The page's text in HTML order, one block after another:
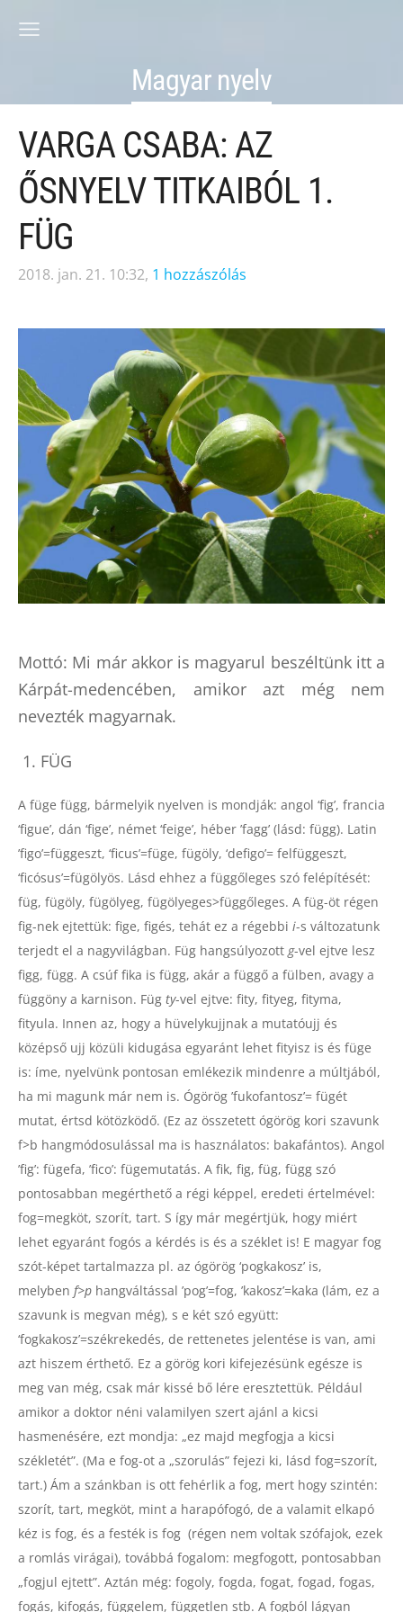
Magyar nyelv
VARGA CSABA: AZ
ŐSNYELV TITKAIBÓL 1.
FÜG
2018. jan. 21. 10:32, 1 hozzászólás
Mottó: Mi már akkor is magyarul beszéltünk itt a
Kárpát-medencében, amikor azt még nem
nevezték magyarnak.
1. FÜG
A füge függ, bármelyik nyelven is mondják: angol ‘fig’, francia
‘figue’, dán ‘fige’, német ‘feige’, héber ’fagg’ (lásd: függ). Latin
’figo’=függeszt, ‘ficus’=füge, fügöly, ‘defigo’= felfüggeszt,
‘ficósus’=fügölyös. Lásd ehhez a függőleges szó felépítését:
füg, fügöly, fügölyeg, fügölyeges>függőleges. A füg-öt régen
fig-nek ejtettük: fige, figés, tehát ez a régebbi i-s változatunk
terjedt el a nagyvilágban. Füg hangsúlyozott g-vel ejtve lesz
figg, függ. A csúf fika is függ, akár a függő a fülben, avagy a
függöny a karnison. Füg ty-vel ejtve: fity, fityeg, fityma,
fityula. Innen az, hogy a hüvelykujjnak a mutatóujj és
középső ujj közüli kidugása egyaránt lehet fityisz is és füge
is: íme, nyelvünk pontosan emlékezik mindenre a múltjából,
ha mi magunk már nem is. Ógörög ’fukofantosz’= fügét
mutat, értsd kötözködő. (Ez az összetett ógörög kori szavunk
f>b hangmódosulással ma is használatos: bakafántos). Angol
’fig’: fügefa, ’fico’: fügemutatás. A fik, fig, füg, függ szó
pontosabban megérthető a régi képpel, eredeti értelmével:
fog=megköt, szorít, tart. S így már megértjük, hogy miért
lehet egyaránt fogós a kérdés is és a széklet is! E magyar fog
szót-képet tartalmazza pl. az ógörög ‘pogkakosz’ is,
melyben f>p hangváltással ’pog’=fog, ’kakosz’=kaka (lám, ez a
szavunk is megvan még), s e két szó együtt:
‘fogkakosz’=székrekedés, de rettenetes jelentése is van, ami
azt hiszem érthető. Ez a görög kori kifejezésünk egésze is
meg van még, csak már kissé bő lére eresztettük. Például
amikor a doktor néni valamilyen szert ajánl a kicsi
hasmenésére, ezt mondja: „ez majd megfogja a kicsi
székletét”. (Ma e fog-ot a „szorulás” fejezi ki, lásd fog=szorít,
tart.) Ám a szánkban is ott fehérlik a fog, mert hogy szintén:
szorít, tart, megköt, mint a harapófogó, de a valamit elkapó
kéz is fog, és a festék is fog (régen nem voltak szófajok, ezek
a romlás virágai), továbbá fogalom: megfogott, pontosabban
„fogjul ejtett”. Aztán még: fogoly, fogda, fogat, fogad, fogas,
fogás, kifogás, függelem, független stb. A fogból lágyan